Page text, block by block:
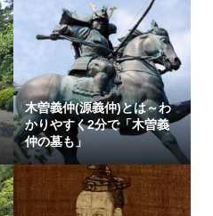
木曽義仲(源義仲)とは～わ
かりやすく2分で「木曽義
仲の墓も」